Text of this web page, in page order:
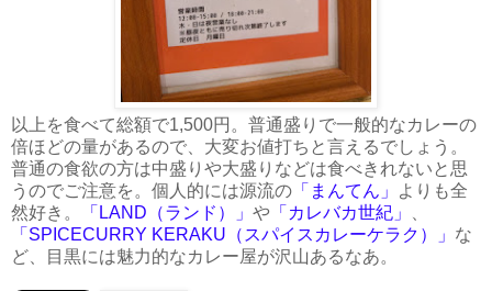
以上を食べて総額で1,500円。普通盛りで一般的なカレーの
倍ほどの量があるので、大変お値打ちと言えるでしょう。
普通の食欲の方は中盛りや大盛りなどは食べきれないと思
うのでご注意を。個人的には源流の 「まんてん」
よりも全
然好き。
「LAND（ランド）」 や 「カレバカ世紀」
「SPICECURRY KERAKU（スパイスカレーケラク）」 な
ど、目黒には魅力的なカレー屋が沢山あるなあ。